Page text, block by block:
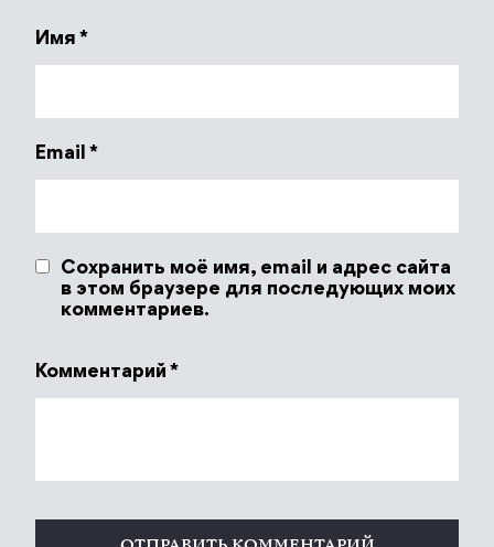
Имя *
Email *
Сохранить моё имя, email и адрес сайта
в этом браузере для последующих моих
комментариев.
Комментарий *